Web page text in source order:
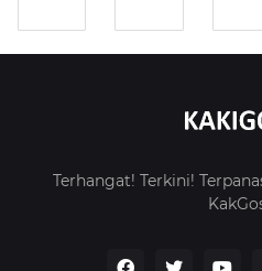
Terhangat! Terkini!